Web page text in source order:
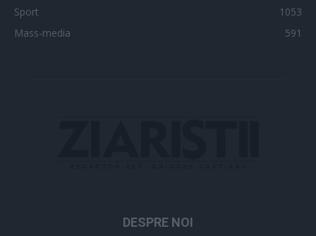
Sport
1053
Mass-media
591
DESPRE NOI